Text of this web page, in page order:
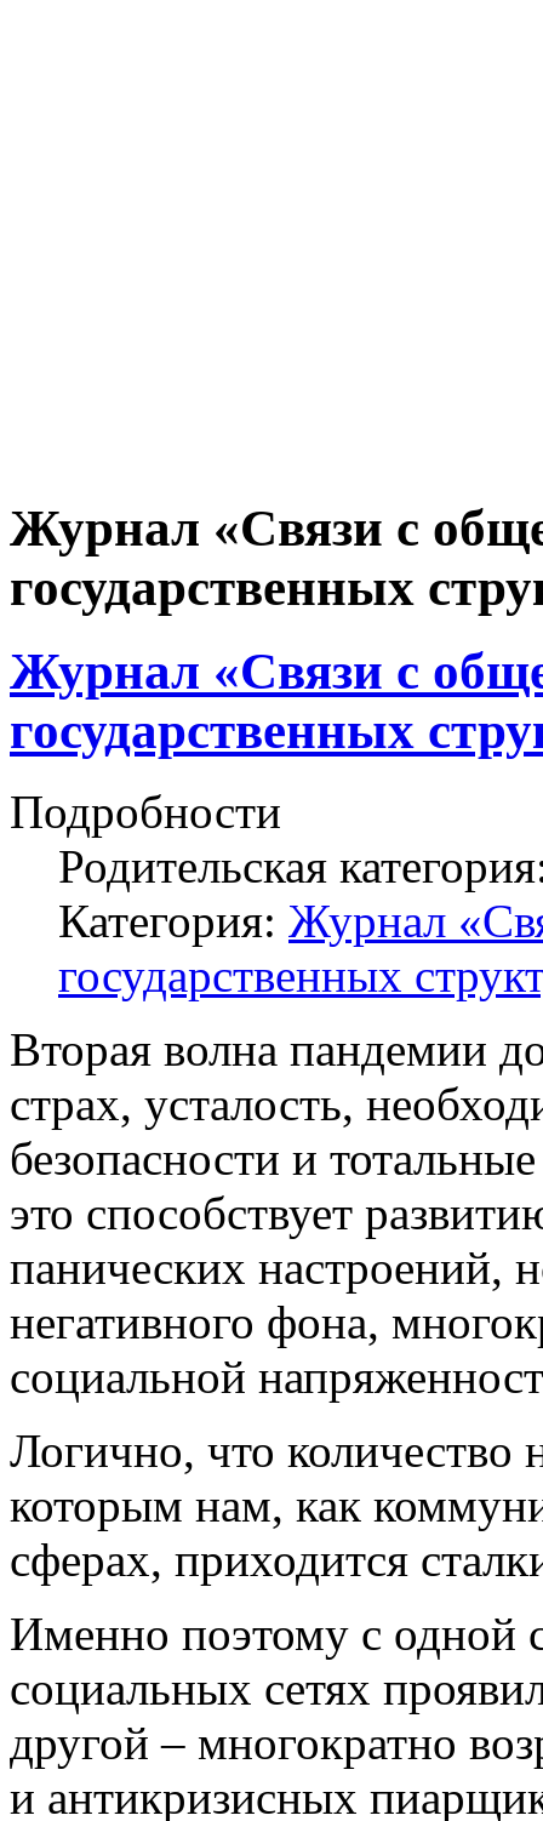
Журнал «Связи с
государственных
Журнал «Связи с
государственных
Подробности
Родительская
Категория: Журнал
государственных
Вторая волна пандемии
страх, усталость,
безопасности и
это способствует
панических настроений,
негативного фона,
социальной
Логично, что количество
которым нам, как
сферах, приходится
Именно поэтому с одной
социальных сетях
другой – многократно
и антикризисных